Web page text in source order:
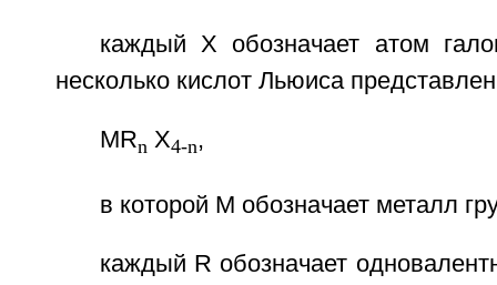
каждый X обозначает атом
несколько кислот Льюиса
MRn X4-n,
в которой М обозначает металл
каждый R обозначает